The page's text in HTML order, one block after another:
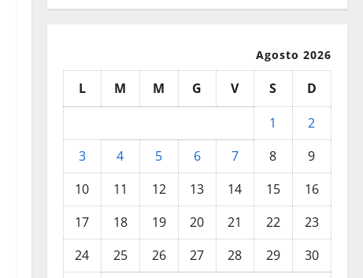
Agosto 2026
L M M G V S
D
1
2
3
4 5 6 7 8
9
10
11 12 13 14 15
16
17
18 19 20 21 22
23
24
25 26 27 28 29
30